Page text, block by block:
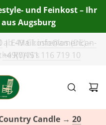
und Feinkost – Ihr
Augsburg
| E-Mail:info@american-
+49(0)151 116 719 10
Candle → 20